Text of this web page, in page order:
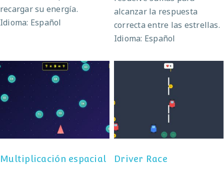
recargar su energía.
Idioma: Español
alcanzar la respuesta
correcta entre las estrellas.
Idioma: Español
espacial
Multiplicación espacial
Driver Race
Driver Race